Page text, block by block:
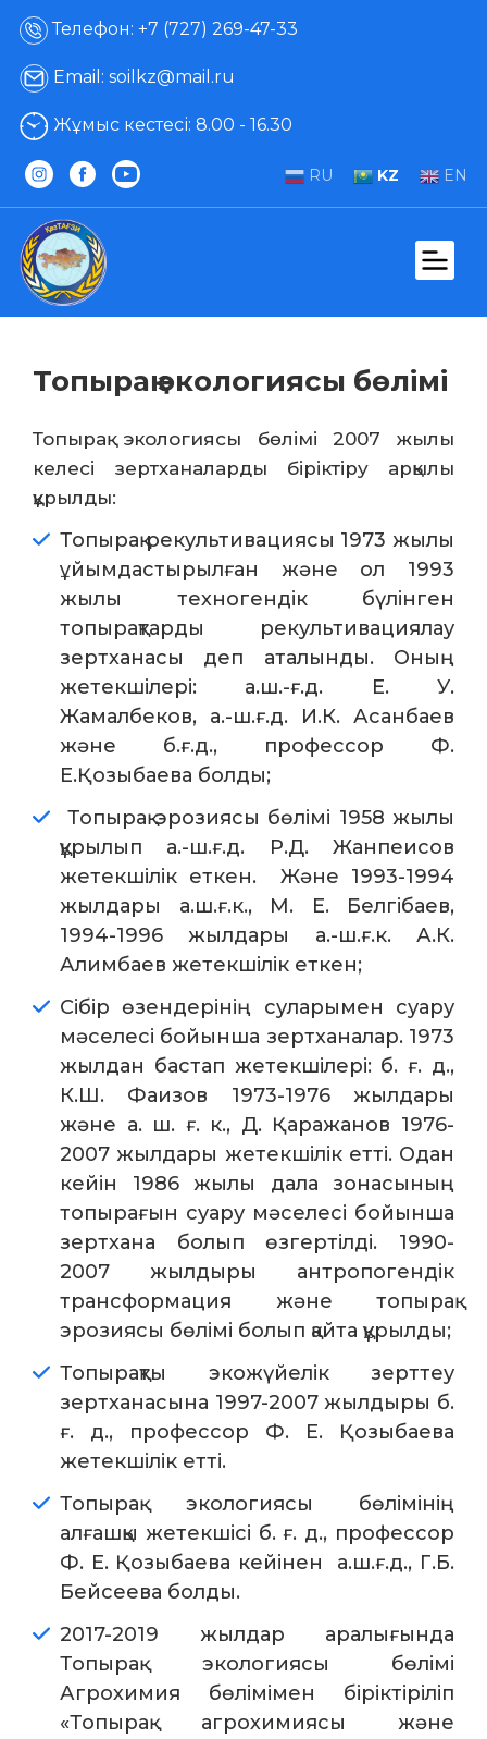
Телефон: +7 (727) 269-47-33
Email: soilkz@mail.ru
Жұмыс кестесі: 8.00 - 16.30
RU KZ EN
Топырақ экологиясы бөлімі
Топырақ экологиясы бөлімі 2007 жылы
келесі зертханаларды біріктіру арқылы
құрылды:
Топырақ рекультивациясы 1973 жылы
ұйымдастырылған және ол 1993
жылы техногендік бүлінген
топырақтарды рекультивациялау
зертханасы деп аталынды. Оның
жетекшілері: а.ш.-ғ.д. Е. У.
Жамалбеков, а.-ш.ғ.д. И.К. Асанбаев
және б.ғ.д., профессор Ф.
Е.Қозыбаева болды;
Топырақ эрозиясы бөлімі 1958 жылы
құрылып а.-ш.ғ.д. Р.Д. Жанпеисов
жетекшілік еткен. Және 1993-1994
жылдары а.ш.ғ.к., М. Е. Белгібаев,
1994-1996 жылдары а.-ш.ғ.к. А.К.
Алимбаев жетекшілік еткен;
Сібір өзендерінің суларымен суару
мәселесі бойынша зертханалар. 1973
жылдан бастап жетекшілері: б. ғ. д.,
К.Ш. Фаизов 1973-1976 жылдары
және а. ш. ғ. к., Д. Қаражанов 1976-
2007 жылдары жетекшілік етті. Одан
кейін 1986 жылы дала зонасының
топырағын суару мәселесі бойынша
зертхана болып өзгертілді. 1990-
2007 жылдыры антропогендік
трансформация және топырақ
эрозиясы бөлімі болып қайта құрылды;
Топырақты экожүйелік зерттеу
зертханасына 1997-2007 жылдыры б.
ғ. д., профессор Ф. Е. Қозыбаева
жетекшілік етті.
Топырақ экологиясы бөлімінің
алғашқы жетекшісі б. ғ. д., профессор
Ф. Е. Қозыбаева кейінен а.ш.ғ.д., Г.Б.
Бейсеева болды.
2017-2019 жылдар аралығында
Топырақ экологиясы бөлімі
Агрохимия бөлімімен біріктіріліп
«Топырақ агрохимиясы және